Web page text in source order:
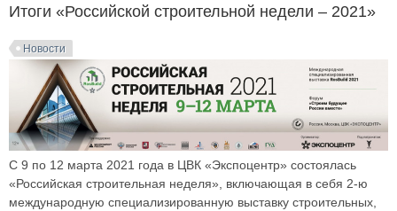
Итоги «Российской строительной недели – 2021»
Новости
С 9 по 12 марта 2021 года в ЦВК «Экспоцентр» состоялась
«Российская строительная неделя», включающая в себя 2-ю
международную специализированную выставку строительных,